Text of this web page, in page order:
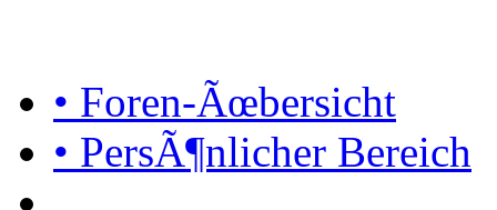
• Foren-Ãœbersicht
• PersÃ¶nlicher Bereich